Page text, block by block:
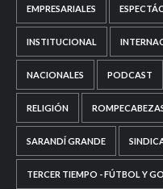
EMPRESARIALES
INSTITUCIONAL
NACIONALES PODCAST
RELIGIÓN
SARANDÍ GRANDE
TERCER TIEMPO - FÚTBOL Y